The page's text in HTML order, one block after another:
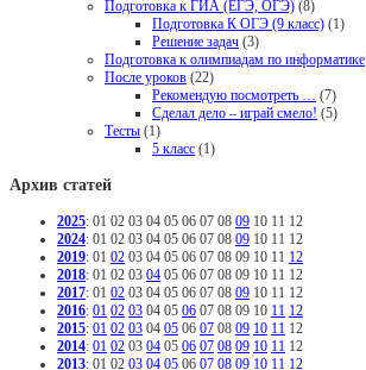
Подготовка к ГИА (ЕГЭ, ОГЭ) (8)
Подготовка К ОГЭ (9 класс) (1)
Решение задач (3)
Подготовка к олимпиадам по информатике
После уроков (22)
Рекомендую посмотреть … (7)
Сделал дело – играй смело! (5)
Тесты (1)
5 класс (1)
Архив статей
2025: 01 02 03 04 05 06 07 08 09 10 11 12
2024: 01 02 03 04 05 06 07 08 09 10 11 12
2019: 01 02 03 04 05 06 07 08 09 10 11 12
2018: 01 02 03 04 05 06 07 08 09 10 11 12
2017: 01 02 03 04 05 06 07 08 09 10 11 12
2016: 01 02 03 04 05 06 07 08 09 10 11 12
2015: 01 02 03 04 05 06 07 08 09 10 11 12
2014: 01 02 03 04 05 06 07 08 09 10 11 12
2013: 01 02 03 04 05 06 07 08 09 10 11 12